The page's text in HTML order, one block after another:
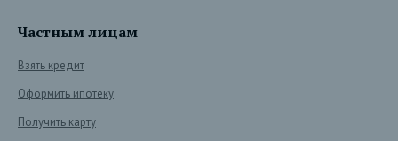
Частным лицам
Взять кредит
Оформить ипотеку
Получить карту